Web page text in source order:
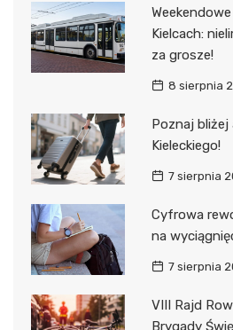
Kielcach:
za grosze!
8 sierpnia
Poznaj
Kieleckiego!
7 sierpnia
Cyfrowa
na
7 sierpnia
VIII Rajd
Brygady